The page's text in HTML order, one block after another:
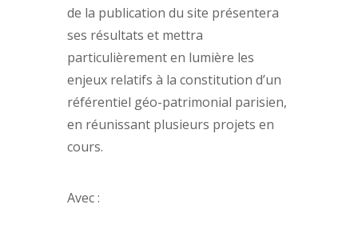
de la publication du site présentera
ses résultats et mettra
particulièrement en lumière les
enjeux relatifs à la constitution d’un
référentiel géo-patrimonial parisien,
en réunissant plusieurs projets en
cours.
Avec :